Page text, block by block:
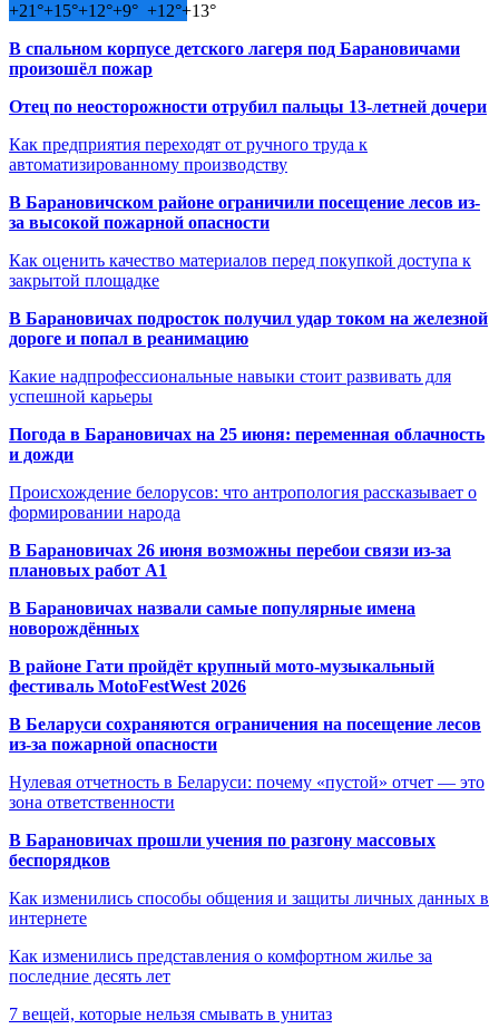
+21°+15°+12°+9° +12°+13°
В спальном корпусе детского лагеря под Барановичами
произошёл пожар
Отец по неосторожности отрубил пальцы 13-летней дочери
Как предприятия переходят от ручного труда к
автоматизированному производству
В Барановичском районе ограничили посещение лесов из-
за высокой пожарной опасности
Как оценить качество материалов перед покупкой доступа к
закрытой площадке
В Барановичах подросток получил удар током на железной
дороге и попал в реанимацию
Какие надпрофессиональные навыки стоит развивать для
успешной карьеры
Погода в Барановичах на 25 июня: переменная облачность
и дожди
Происхождение белорусов: что антропология рассказывает о
формировании народа
В Барановичах 26 июня возможны перебои связи из-за
плановых работ A1
В Барановичах назвали самые популярные имена
новорождённых
В районе Гати пройдёт крупный мото-музыкальный
фестиваль MotoFestWest 2026
В Беларуси сохраняются ограничения на посещение лесов
из-за пожарной опасности
Нулевая отчетность в Беларуси: почему «пустой» отчет — это
зона ответственности
В Барановичах прошли учения по разгону массовых
беспорядков
Как изменились способы общения и защиты личных данных в
интернете
Как изменились представления о комфортном жилье за
последние десять лет
7 вещей, которые нельзя смывать в унитаз